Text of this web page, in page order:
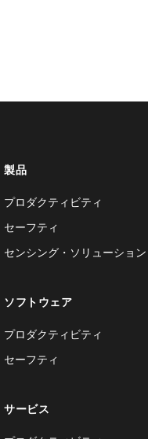
製品
プロダクティビティ
セーフティ
センシング・ソリューション
ソフトウェア
プロダクティビティ
セーフティ
サービス